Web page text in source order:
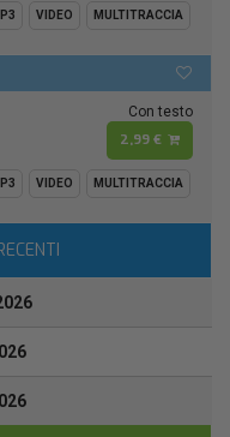
VIDEO MULTITRACCIA
Con testo
2,99 €
VIDEO MULTITRACCIA